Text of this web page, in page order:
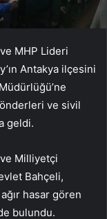
MHP Lideri
Antakya ilçesini
ve sivil
geldi.
Milliyetçi
Bahçeli,
hasar gören
bulundu.